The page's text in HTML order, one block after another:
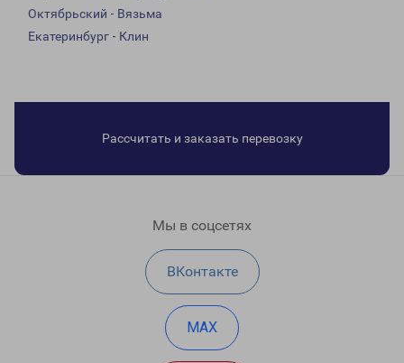
Октябрьский - Вязьма
Екатеринбург - Клин
Рассчитать и заказать перевозку
Мы в соцсетях
ВКонтакте
MAX